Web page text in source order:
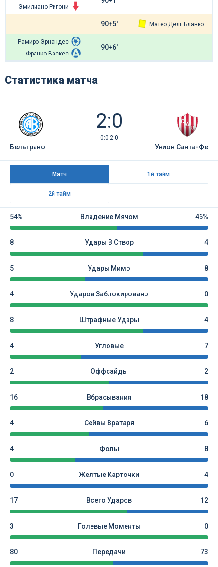
Эмилиано Ригони
90+5' Матео Дель Бланко
Рамиро Эрнандес
Франко Васкес
90+6'
Статистика матча
2:0
0:0 2:0
Бельграно Унион Санта-Фе
Матч 1й тайм
2й тайм
54% Владение Мячом 46%
8 Удары В Створ 4
5 Удары Мимо 8
4 Ударов Заблокировано 0
8 Штрафные Удары 4
4 Угловые 7
2 Оффсайды 2
16 Вбрасывания 18
4 Сейвы Вратаря 6
4 Фолы 8
0 Желтые Карточки 4
17 Всего Ударов 12
3 Голевые Моменты 0
80 Передачи 73